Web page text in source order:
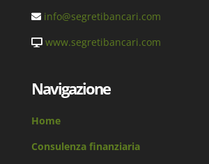
info@segretibancari.com
www.segretibancari.com
Navigazione
Home
Consulenza finanziaria